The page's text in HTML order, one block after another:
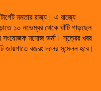
মমতার রাজ্য। এ রাজ্যে
১০ নভেম্বর থেকে ঘাঁটি গাড়ছেন
সংযোজক মনোজ ভর্মা। সূত্রের খবর
জায়গাতে বজরং দলের সন্মেলন হবে।